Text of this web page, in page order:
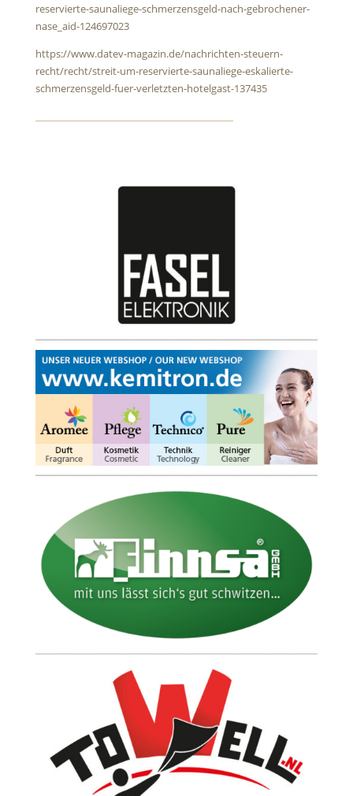
reservierte-saunaliege-schmerzensgeld-nach-gebrochener-
nase_aid-124697023
https://www.datev-magazin.de/nachrichten-steuern-
recht/recht/streit-um-reservierte-saunaliege-eskalierte-
schmerzensgeld-fuer-verletzten-hotelgast-137435